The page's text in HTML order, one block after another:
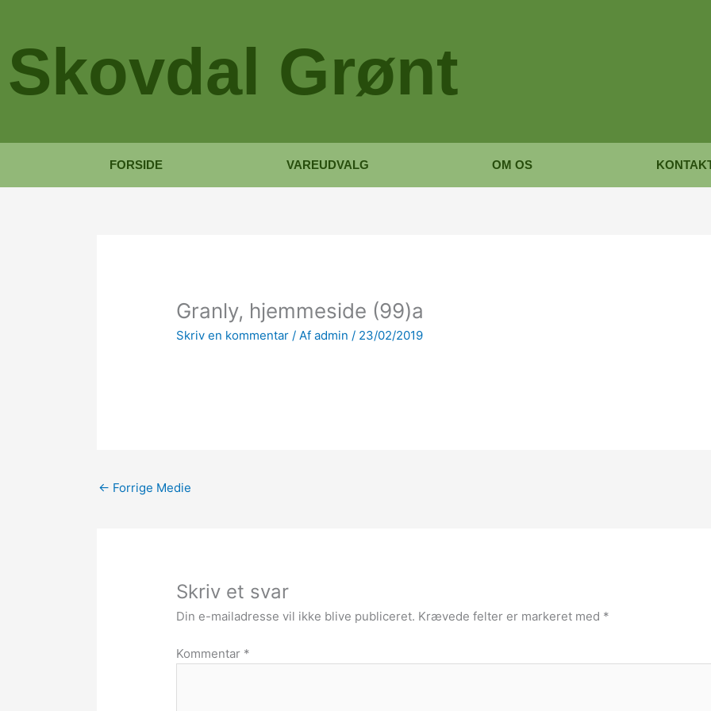
indholdet
Skovdal Grønt
FORSIDE VAREUDVALG OM OS
Granly, hjemmeside (99)a
Skriv en kommentar / Afadmin/ 23/02/2019
← Forrige Medie
Skriv et svar
Din e-mailadresse vil ikke blive publiceret. Krævede felter er markeret med *
Kommentar *